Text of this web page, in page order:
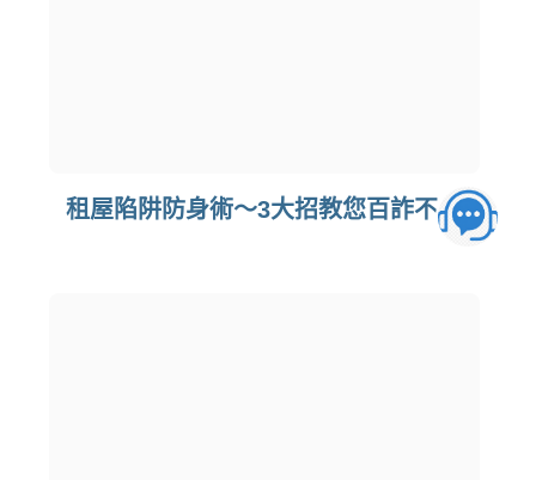
租屋陷阱防身術～3大招教您百詐不侵